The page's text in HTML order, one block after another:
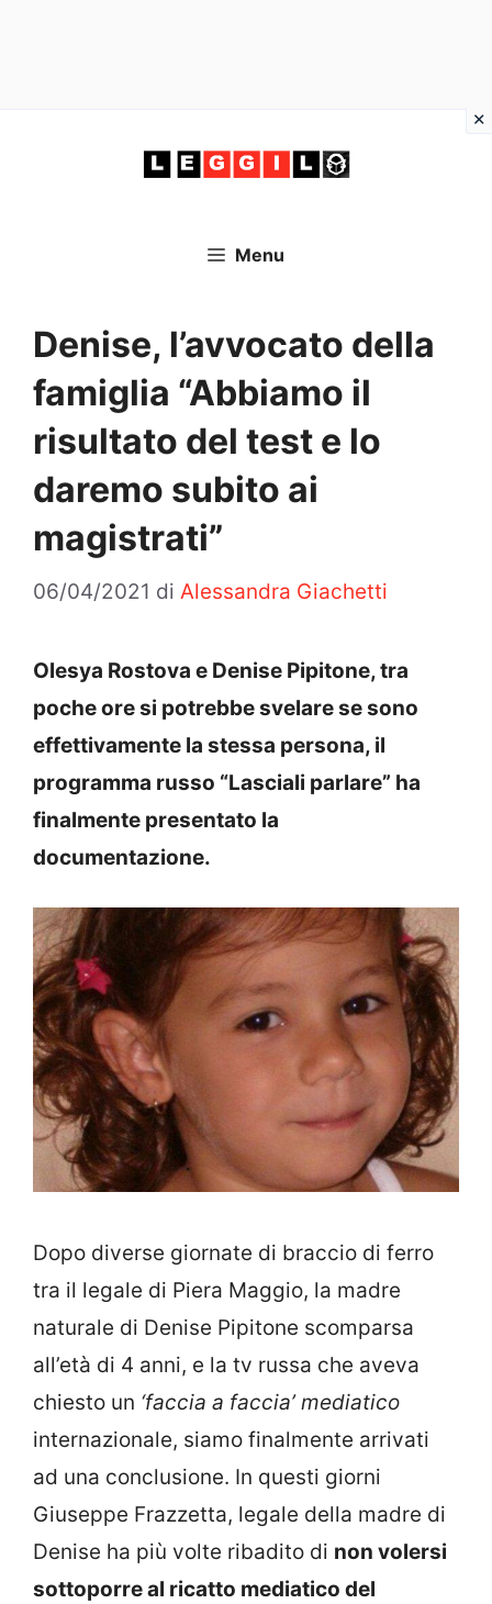
Menu
Denise, l’avvocato della
famiglia “Abbiamo il
risultato del test e lo
daremo subito ai
magistrati”
06/04/2021 di Alessandra Giachetti
Olesya Rostova e Denise Pipitone, tra
poche ore si potrebbe svelare se sono
effettivamente la stessa persona, il
programma russo “Lasciali parlare” ha
finalmente presentato la
documentazione.
Dopo diverse giornate di braccio di ferro
tra il legale di Piera Maggio, la madre
naturale di Denise Pipitone scomparsa
all’età di 4 anni, e la tv russa che aveva
chiesto un ‘faccia a faccia’ mediatico
internazionale, siamo finalmente arrivati
ad una conclusione. In questi giorni
Giuseppe Frazzetta, legale della madre di
Denise ha più volte ribadito di non volersi
sottoporre al ricatto mediatico del